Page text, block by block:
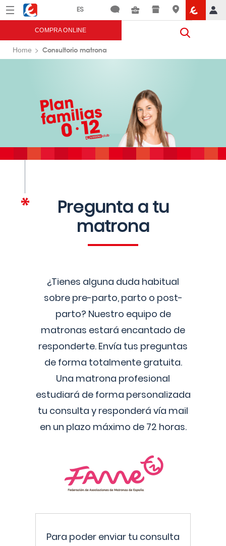
Menú Eroski
COMPRA ONLINE
Home Consultorio matrona
Pregunta a tu
matrona
¿Tienes alguna duda habitual
sobre pre-parto, parto o post-
parto? Nuestro equipo de
matronas estará encantado de
responderte. Envía tus preguntas
de forma totalmente gratuita.
Una matrona profesional
estudiará de forma personalizada
tu consulta y responderá vía mail
en un plazo máximo de 72 horas.
Para poder enviar tu consulta